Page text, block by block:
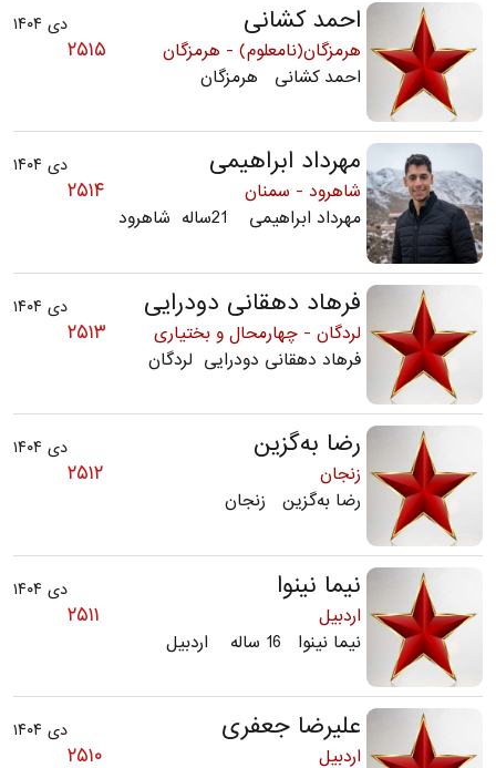
دی ۱۴۰۴ احمد کشانی
۲۵۱۵
هرمزگان(نامعلوم) - هرمزگان
احمد کشانی هرمزگان
دی ۱۴۰۴ مهرداد ابراهیمی
۲۵۱۴
شاهرود - سمنان
مهرداد ابراهیمی 21ساله شاهرود
دی ۱۴۰۴ فرهاد دهقانی دودرایی
۲۵۱۳
لردگان - چهارمحال و بختیاری
فرهاد دهقانی دودرایی لردگان
دی ۱۴۰۴ رضا به‌گزین
۲۵۱۲
زنجان
رضا به‌گزین زنجان
دی ۱۴۰۴ نیما نینوا
۲۵۱۱
اردبیل
نیما نینوا 16 ساله اردبیل
دی ۱۴۰۴ علیرضا جعفری
۲۵۱۰ اردبیل